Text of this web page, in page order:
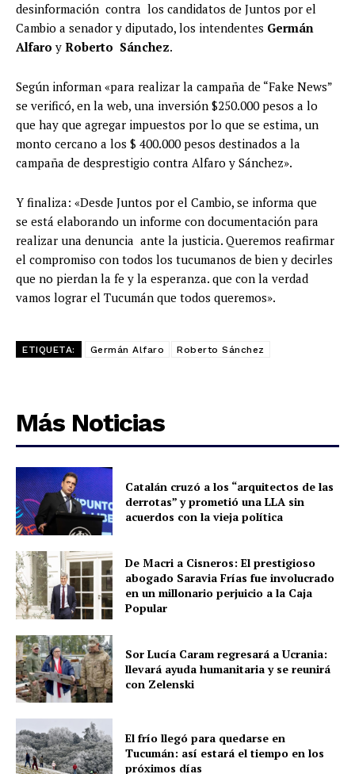
desinformación contra los candidatos de Juntos por el
Cambio a senador y diputado, los intendentes Germán
Alfaro y Roberto Sánchez.
Según informan «para realizar la campaña de “Fake News”
se verificó, en la web, una inversión $250.000 pesos a lo
que hay que agregar impuestos por lo que se estima, un
monto cercano a los $ 400.000 pesos destinados a la
campaña de desprestigio contra Alfaro y Sánchez».
Y finaliza: «Desde Juntos por el Cambio, se informa que
se está elaborando un informe con documentación para
realizar una denuncia ante la justicia. Queremos reafirmar
el compromiso con todos los tucumanos de bien y decirles
que no pierdan la fe y la esperanza. que con la verdad
vamos lograr el Tucumán que todos queremos».
ETIQUETA: Germán Alfaro Roberto Sánchez
Más Noticias
Catalán cruzó a los “arquitectos de las
derrotas” y prometió una LLA sin
acuerdos con la vieja política
De Macri a Cisneros: El prestigioso
abogado Saravia Frías fue involucrado
en un millonario perjuicio a la Caja
Popular
Sor Lucía Caram regresará a Ucrania:
llevará ayuda humanitaria y se reunirá
con Zelenski
El frío llegó para quedarse en
Tucumán: así estará el tiempo en los
próximos días